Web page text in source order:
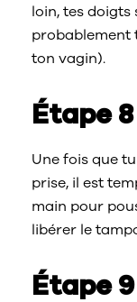
loin, tes
probablement
ton vagin).
Étape
Une fois que
prise, il est
main pour
libérer le
Étape